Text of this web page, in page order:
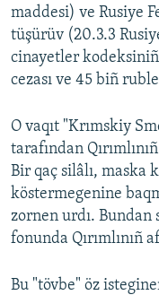
maddesi) ve Rusiye
tüşürüv (20.3.3
cinayetler
cezası ve 45 biñ
O vaqıt "Krımskiy
tarafından
Bir qaç silâlı, maska
köstermegenine
zornen urdı. Bundan
fonunda Qırımlınıñ
Bu "tövbe" öz